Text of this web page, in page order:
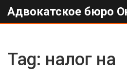
Адвокатское бюро
Tag: налог на